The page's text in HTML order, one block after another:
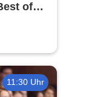
of
11:30 Uhr